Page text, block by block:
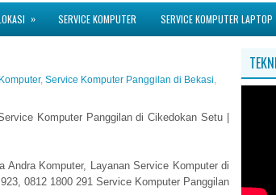
» SERVICE KOMPUTER SERVICE KOMPUTER LAPTOP
, Service Komputer Panggilan di Bekasi,
Komputer Panggilan di Cikedokan Setu |
Komputer, Layanan Service Komputer di
0812 1800 291 Service Komputer Panggilan